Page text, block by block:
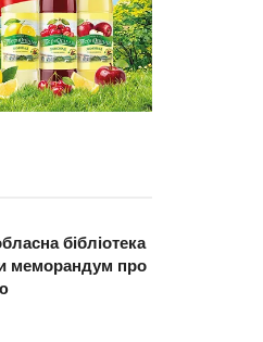
бібліотека
меморандум про